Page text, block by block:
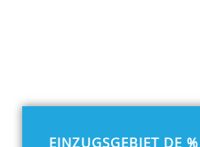
EINZUGSGEBIET DE %